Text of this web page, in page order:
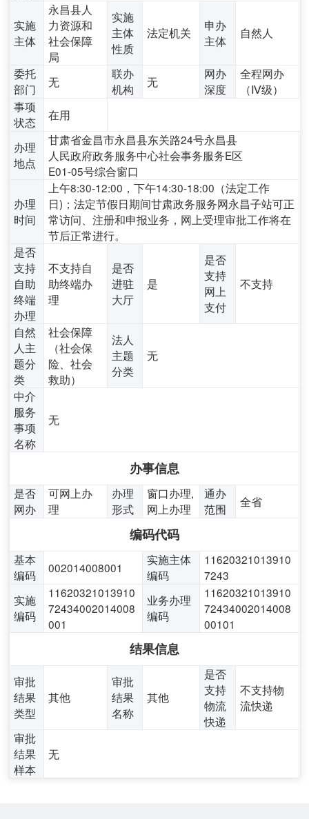
实施
主体
永昌县人
力资源和
社会保障
局
实施
主体
性质
法定机关
申办
主体
自然人
委托
部门
无
联办
机构
无
网办
深度
全程网办
（Ⅳ级）
事项
状态
在用
办理
地点
甘肃省金昌市永昌县东关路24号永昌县
人民政府政务服务中心社会事务服务E区
E01-05号综合窗口
办理
时间
上午8:30-12:00，下午14:30-18:00（法定工作
日)；法定节假日期间甘肃政务服务网永昌子站可正
常访问、注册和申报业务，网上受理审批工作将在
节后正常进行。
是否
支持
自助
终端
办理
不支持自
助终端办
理
是否
进驻
大厅
是
是否
支持
网上
支付
不支持
自然
人主
题分
类
社会保障
（社会保
险、社会
救助）
法人
主题
分类
无
中介
服务
事项
名称
无
办事信息
是否
网办
可网上办
理
办理
形式
窗口办理,
网上办理
通办
范围
全省
编码代码
基本
编码
002014008001
实施主体
编码
11620321013910
7243
实施
编码
11620321013910
72434002014008
001
业务办理
编码
11620321013910
72434002014008
00101
结果信息
审批
结果
类型
其他
审批
结果
名称
其他
是否
支持
物流
快递
不支持物
流快递
审批
结果
样本
无